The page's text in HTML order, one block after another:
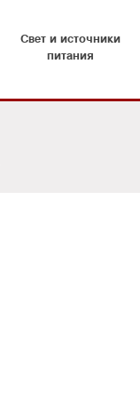
Свет и источники
питания